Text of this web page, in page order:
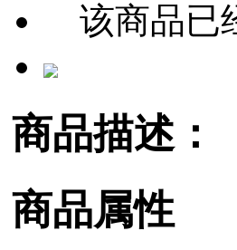
该商品已
商品描述：
商品属性